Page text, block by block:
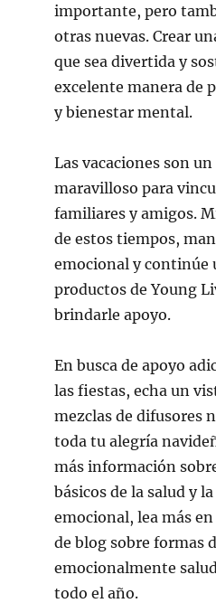
importante, pero
otras nuevas. Crear
que sea divertida y
excelente manera de
y bienestar mental.
Las vacaciones son
maravilloso para
familiares y amigos.
de estos tiempos,
emocional y continúe
productos de Young
brindarle apoyo.
En busca de apoyo
las fiestas, echa un
mezclas de difusores
toda tu alegría
más información
básicos de la salud y
emocional, lea más
de blog sobre formas
emocionalmente
todo el año.